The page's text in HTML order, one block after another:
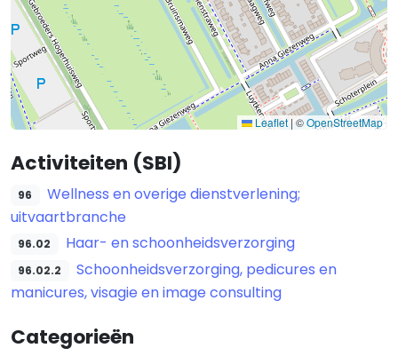
Leaflet | ©OpenStreetMap
Activiteiten (SBI)
96
Wellness en overige dienstverlening;
uitvaartbranche
96.02 Haar- en schoonheidsverzorging
96.02.2
Schoonheidsverzorging, pedicures en
manicures, visagie en image consulting
Categorieën